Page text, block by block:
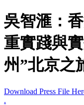
吳智滙：
重實踐與
州”北京之
Download Press File
.